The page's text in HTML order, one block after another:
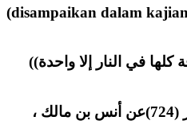
(disampaikan dalam
في النار إلا واحدة))
rوصح عنه تعيين هذه الطائفة تعييناً لا يدع مجالاً للبس ، بقوله لما سئل عنها : (( هي ما أنا عليه وأصحابي )) [أخرجه الطبراني في المعجم الصغير (724)عن أنس بن مالك ،